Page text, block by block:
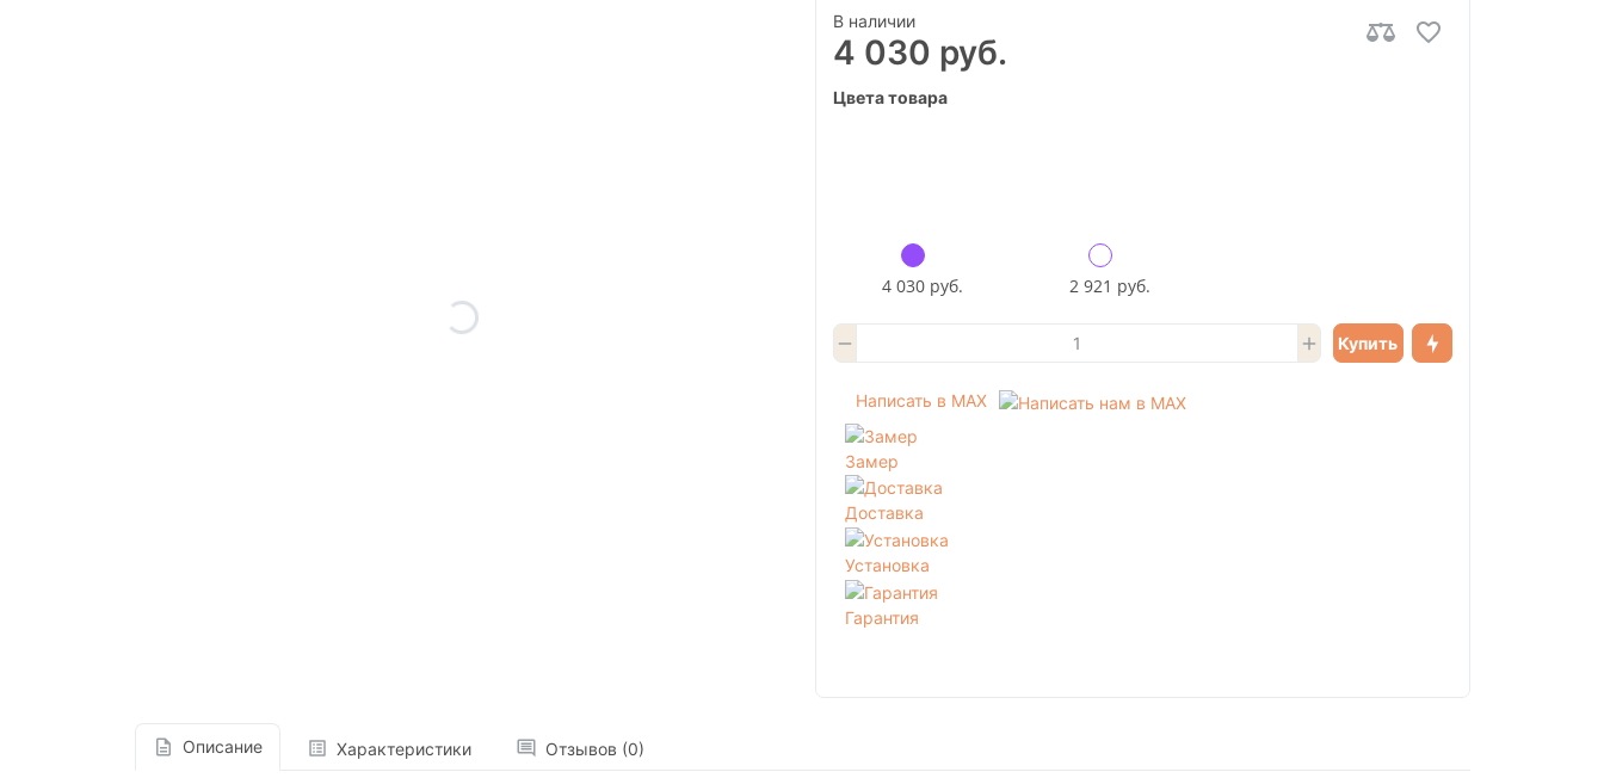
В наличии
4 030 руб.
Цвета товара
4 030 руб. 2 921 руб.
Купить
Написать в MAX
Замер
Доставка
Установка
Гарантия
Описание Характеристики Отзывов (0)